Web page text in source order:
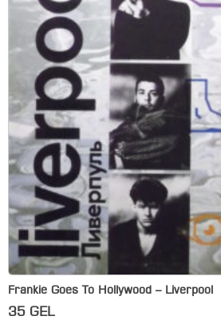
Frankie Goes To Hollywood – Liverpool
35 GEL